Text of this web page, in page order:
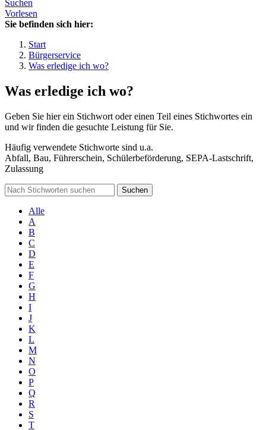
Suchen
Vorlesen
Sie befinden sich hier:
Start
Bürgerservice
Was erledige ich wo?
Was erledige ich wo?
Geben Sie hier ein Stichwort oder einen Teil eines Stichwortes ein
und wir finden die gesuchte Leistung für Sie.
Häufig verwendete Stichworte sind u.a.
Abfall, Bau, Führerschein, Schülerbeförderung, SEPA-Lastschrift,
Zulassung
Suchen
Alle
A
B
C
D
E
F
G
H
I
J
K
L
M
N
O
P
Q
R
S
T